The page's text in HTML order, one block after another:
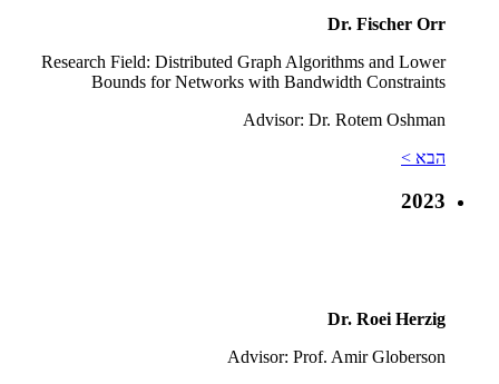
Dr. Fischer Orr
Research Field: Distributed Graph Algorithms and Lower
Bounds for Networks with Bandwidth Constraints
Advisor: Dr. Rotem Oshman
הבא >
2023
Dr. Roei Herzig
Advisor: Prof. Amir Globerson